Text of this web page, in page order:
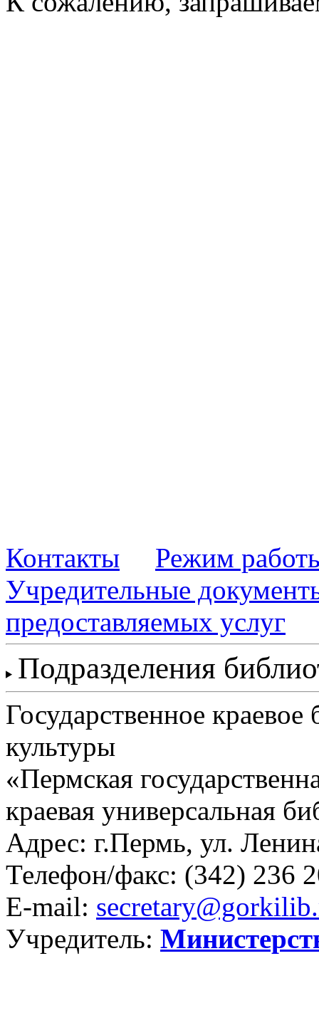
Контакты
Режим
Учредительные
предоставляемых услуг
Подразделения
Государственное
культуры
«Пермская
краевая универсальная
Адрес: г.Пермь, ул.
Телефон/факс: (342) 236
E-mail:
Учредитель: